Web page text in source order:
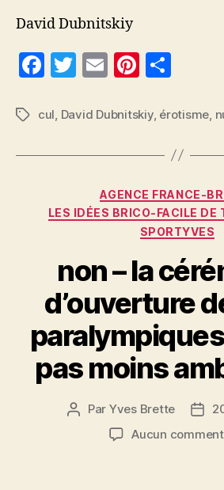
David Dubnitskiy
F
c
b
o
T
itt
E
ai
Pi
er
t
rt
a
g
er
Étiquettes
cul, David Dubnitskiy, érotisme,
AGENCE FRANCE-
LES IDÉES BRICO-FACILE DE
SPORTYVES
non – la
d’ouverture
pas moins
Auteur
l’article
Par Yves Brette
Date
Aucun